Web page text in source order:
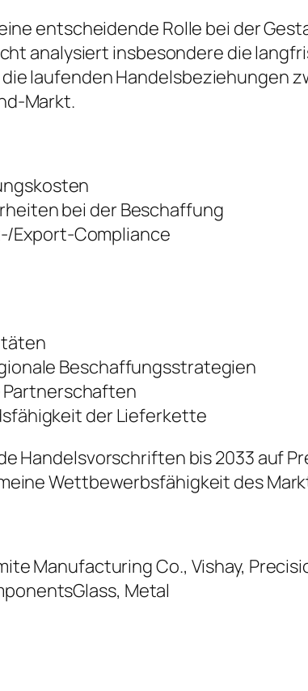
entscheidende Rolle bei der
analysiert insbesondere die
laufenden Handelsbeziehungen
Markt.
bei der Beschaffung
Export-Compliance
Beschaffungsstrategien
Partnerschaften
der Lieferkette
Handelsvorschriften bis 2033 auf
Wettbewerbsfähigkeit des
Manufacturing Co., Vishay,
Metal